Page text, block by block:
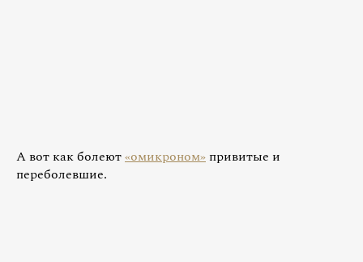
А вот как болеют«омикроном» привитые и
переболевшие.